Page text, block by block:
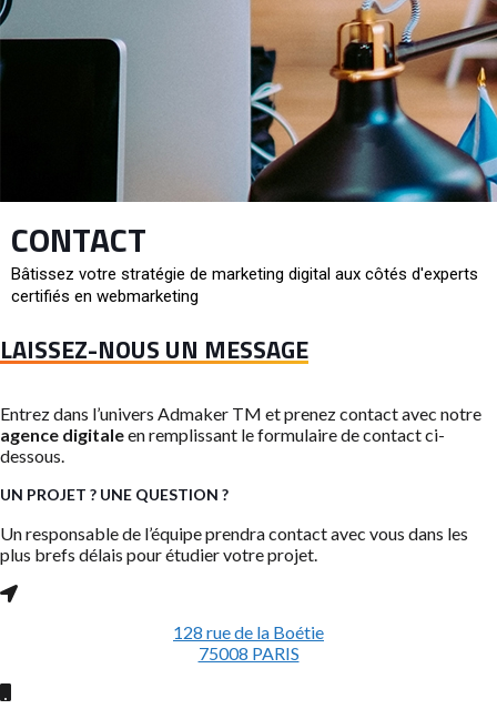
CONTACT
Bâtissez votre stratégie de marketing digital aux côtés d'experts
certifiés en webmarketing
LAISSEZ-NOUS UN MESSAGE
Entrez dans l’univers Admaker TM et prenez contact avec notre
agence digitaleen remplissant le formulaire de contact ci-
dessous.
UN PROJET ? UNE QUESTION ?
Un responsable de l’équipe prendra contact avec vous dans les
plus brefs délais pour étudier votre projet.
128 rue de la Boétie
75008 PARIS